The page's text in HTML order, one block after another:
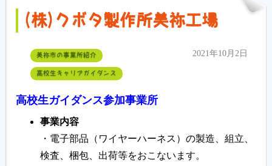
(株)クボタ製作所美祢工場
美祢市の事業所紹介
高校生キャリアガイダンス
2021年10月2日
高校生ガイダンス参加事業所
事業内容
・電子部品（ワイヤーハーネス）の製造、組立、
検査、梱包、出荷等をおこないます。